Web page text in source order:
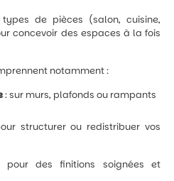
de pièces (salon, cuisine,
concevoir des espaces à la fois
notamment :
: sur murs, plafonds ou rampants
structurer ou redistribuer vos
des finitions soignées et